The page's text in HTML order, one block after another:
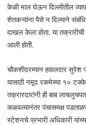
केळी माल घेऊन दिल्लीतील
शेतकऱ्यांना पैसे न दिल्याने
दाखल केला होता. या
आली होती.
चौकशीदरम्यान हवालदार सुरेश
यासाठी नमूद रकमेच्या १० टक्के
तक्रारदारांनी ही बाब
कळवल्यानंतर पंचासमक्ष
स्टेशनचे प्रभारी अधिकारी